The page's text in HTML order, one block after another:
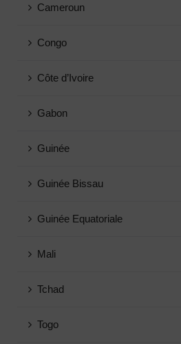
Cameroun
Congo
Côte d’Ivoire
Gabon
Guinée
Guinée Bissau
Guinée Equatoriale
Mali
Tchad
Togo